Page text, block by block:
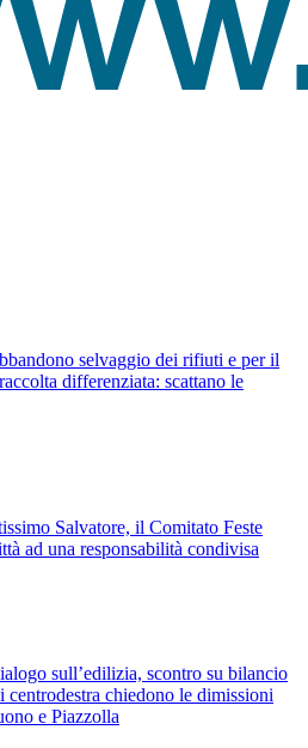
selvaggio dei rifiuti e per il
differenziata: scattano le
Salvatore, il Comitato Feste
ad una responsabilità condivisa
sull’edilizia, scontro su bilancio
chiedono le dimissioni
e Piazzolla